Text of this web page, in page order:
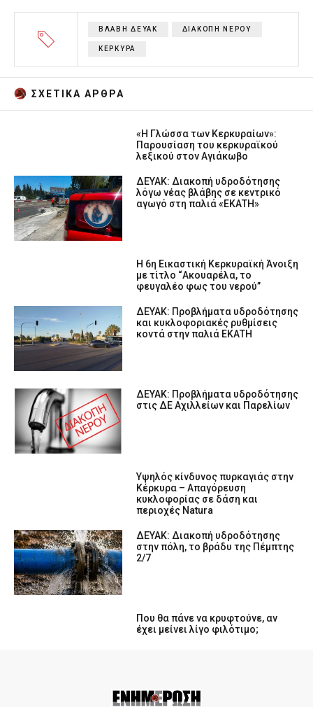
ΒΛΑΒΗ ΔΕΥΑΚ ΔΙΑΚΟΠΗ ΝΕΡΟΥ
ΚΕΡΚΥΡΑ
ΣΧΕΤΙΚA AΡΘΡΑ
«Η Γλώσσα των Κερκυραίων»:
Παρουσίαση του κερκυραϊκού
λεξικού στον Αγιάκωβο
ΔΕΥΑΚ: Διακοπή υδροδότησης
λόγω νέας βλάβης σε κεντρικό
αγωγό στη παλιά «ΕΚΑΤΗ»
Η 6η Εικαστική Κερκυραϊκή Άνοιξη
με τίτλο “Ακουαρέλα, το
φευγαλέο φως του νερού”
ΔΕΥΑΚ: Προβλήματα υδροδότησης
και κυκλοφοριακές ρυθμίσεις
κοντά στην παλιά ΕΚΑΤΗ
ΔΕΥΑΚ: Προβλήματα υδροδότησης
στις ΔΕ Αχιλλείων και Παρελίων
Υψηλός κίνδυνος πυρκαγιάς στην
Κέρκυρα – Απαγόρευση
κυκλοφορίας σε δάση και
περιοχές Natura
ΔΕΥΑΚ: Διακοπή υδροδότησης
στην πόλη, το βράδυ της Πέμπτης
2/7
Που θα πάνε να κρυφτούνε, αν
έχει μείνει λίγο φιλότιμο;